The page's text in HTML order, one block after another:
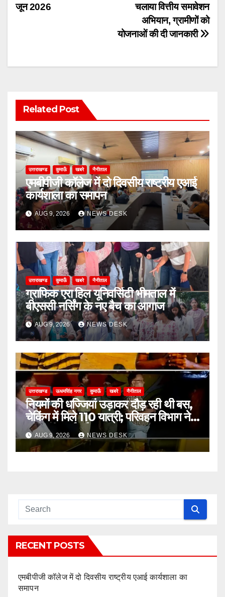
navigation
चलाया वित्तीय समावेशन
अभियान, ग्रामीणों को
योजनाओं की दी जानकारी
जून 2026
Related Post
उत्तराखण्ड कुमाऊँ खबरे नैनीताल
एमबीपीजी कॉलेज में दो दिवसीय राष्ट्रीय एआई
कार्यशाला का समापन
AUG 9, 2026 NEWS DESK
उत्तराखण्ड कुमाऊँ खबरे नैनीताल
ग्राफिक एरा हिल यूनिवर्सिटी भीमताल में
बीएससी नर्सिंग के नए बैच का आगाज
AUG 9, 2026 NEWS DESK
उत्तराखण्ड ऊधमसिंह नगर कुमाऊँ खबरे नैनीताल
नियमों की धज्जियां उड़ाकर दौड़ रही थी बस,
चेकिंग में मिले 110 यात्री; परिवहन विभाग ने
की कड़ी कार्रवाई
AUG 9, 2026 NEWS DESK
RECENT POSTS
एमबीपीजी कॉलेज में दो दिवसीय राष्ट्रीय एआई कार्यशाला का
समापन